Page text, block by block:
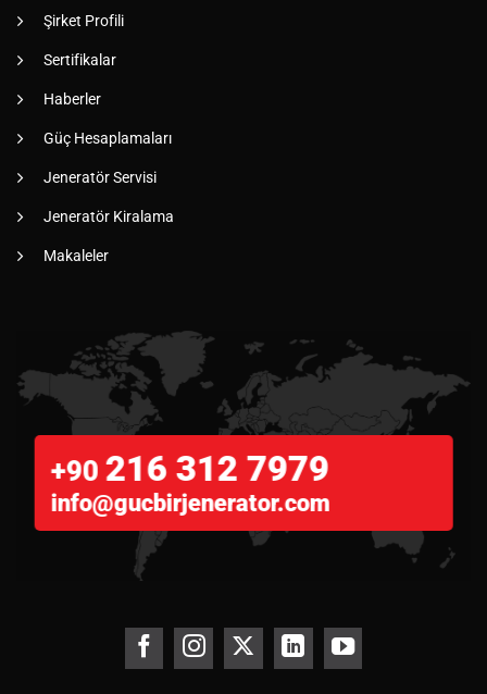
Şirket Profili
Sertifikalar
Haberler
Güç Hesaplamaları
Jeneratör Servisi
Jeneratör Kiralama
Makaleler
+90 216 312 7979
info@gucbirjenerator.com